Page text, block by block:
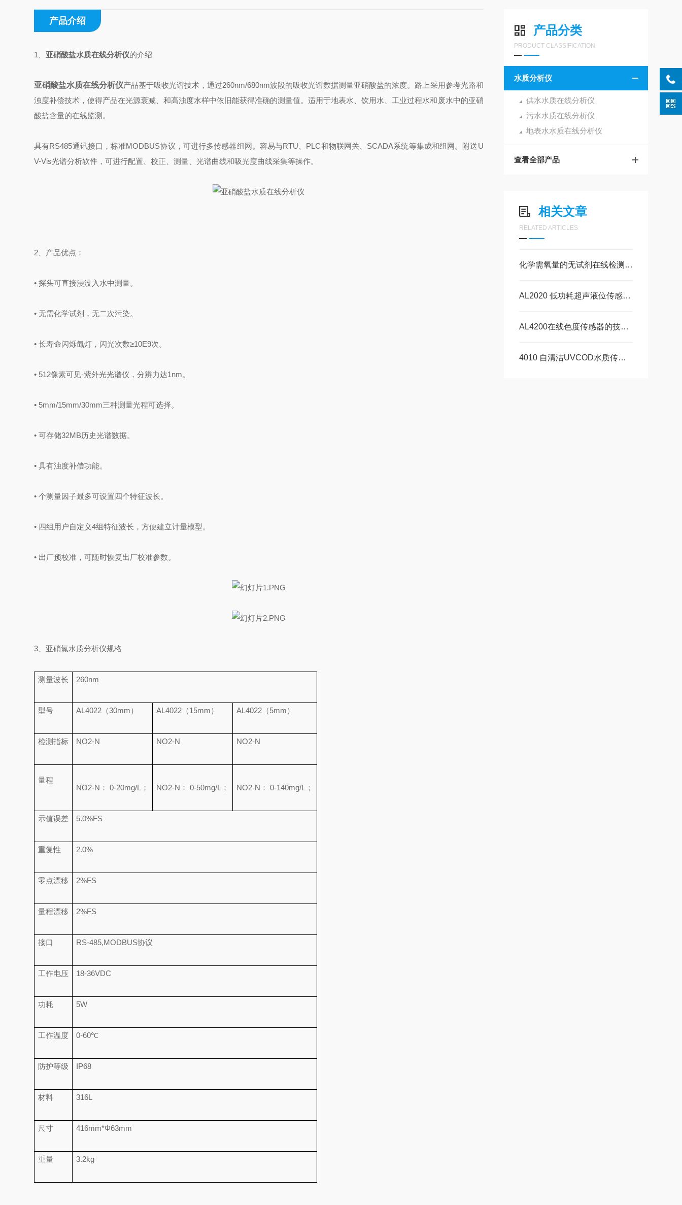
产品分类
PRODUCT CLASSIFICATION
水质分析仪
供水水质在线分析仪
污水水质在线分析仪
地表水水质在线分析仪
查看全部产品
相关文章
RELATED ARTICLES
化学需氧量的无试剂在线检测方法和4010SUVCOD传感器的应用
AL2020 低功耗超声液位传感器通过华东水文仪器中心检测合格
AL4200在线色度传感器的技术原理和应用
4010 自清洁UVCOD水质传感器的安装和调试
产品介绍
1、 亚硝酸盐水质在线分析仪的介绍
亚硝酸盐水质在线分析仪产品基于吸收光谱技术，通过260nm/680nm波段的吸收光谱数据测量亚硝酸盐的浓度。路上采用参考光路和
浊度补偿技术，使得产品在光源衰减、和高浊度水样中依旧能获得准确的测量值。适用于地表水、饮用水、工业过程水和废水中的亚硝
酸盐含量的在线监测。
具有RS485通讯接口，标准MODBUS协议，可进行多传感器组网。容易与RTU、PLC和物联网关、SCADA系统等集成和组网。附送U
V-Vis光谱分析软件，可进行配置、校正、测量、光谱曲线和吸光度曲线采集等操作。
2、产品优点：
• 探头可直接浸没入水中测量。
• 无需化学试剂，无二次污染。
• 长寿命闪烁氙灯，闪光次数≥10E9次。
• 512像素可见-紫外光光谱仪，分辨力达1nm。
• 5mm/15mm/30mm三种测量光程可选择。
• 可存储32MB历史光谱数据。
• 具有浊度补偿功能。
• 个测量因子最多可设置四个特征波长。
• 四组用户自定义4组特征波长，方便建立计量模型。
• 出厂预校准，可随时恢复出厂校准参数。
3、亚硝氮水质分析仪规格
测量波长 260nm
型号 AL4022（30mm） AL4022（15mm） AL4022（5mm）
检测指标 NO2-N NO2-N NO2-N
量程
NO2-N： 0-20mg/L；
NO2-N： 0-50mg/L； NO2-N： 0-140mg/L；
示值误差 5.0%FS
重复性 2.0%
零点漂移 2%FS
量程漂移 2%FS
接口 RS-485,MODBUS协议
工作电压 18-36VDC
功耗 5W
工作温度 0-60℃
防护等级 IP68
材料 316L
尺寸 416mm*Φ63mm
重量 3.2kg